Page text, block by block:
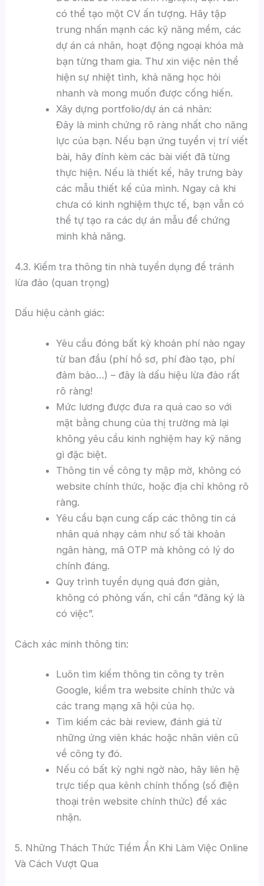
có thể tạo một CV ấn tượng. Hãy tập
trung nhấn mạnh các kỹ năng mềm, các
dự án cá nhân, hoạt động ngoại khóa mà
bạn từng tham gia. Thư xin việc nên thể
hiện sự nhiệt tình, khả năng học hỏi
nhanh và mong muốn được cống hiến.
Xây dựng portfolio/dự án cá nhân:
Đây là minh chứng rõ ràng nhất cho năng
lực của bạn. Nếu bạn ứng tuyển vị trí viết
bài, hãy đính kèm các bài viết đã từng
thực hiện. Nếu là thiết kế, hãy trưng bày
các mẫu thiết kế của mình. Ngay cả khi
chưa có kinh nghiệm thực tế, bạn vẫn có
thể tự tạo ra các dự án mẫu để chứng
minh khả năng.
4.3. Kiểm tra thông tin nhà tuyển dụng để tránh
lừa đảo (quan trọng)
Dấu hiệu cảnh giác:
Yêu cầu đóng bất kỳ khoản phí nào ngay
từ ban đầu (phí hồ sơ, phí đào tạo, phí
đảm bảo…) – đây là dấu hiệu lừa đảo rất
rõ ràng!
Mức lương được đưa ra quá cao so với
mặt bằng chung của thị trường mà lại
không yêu cầu kinh nghiệm hay kỹ năng
gì đặc biệt.
Thông tin về công ty mập mờ, không có
website chính thức, hoặc địa chỉ không rõ
ràng.
Yêu cầu bạn cung cấp các thông tin cá
nhân quá nhạy cảm như số tài khoản
ngân hàng, mã OTP mà không có lý do
chính đáng.
Quy trình tuyển dụng quá đơn giản,
không có phỏng vấn, chỉ cần “đăng ký là
có việc”.
Cách xác minh thông tin:
Luôn tìm kiếm thông tin công ty trên
Google, kiểm tra website chính thức và
các trang mạng xã hội của họ.
Tìm kiếm các bài review, đánh giá từ
những ứng viên khác hoặc nhân viên cũ
về công ty đó.
Nếu có bất kỳ nghi ngờ nào, hãy liên hệ
trực tiếp qua kênh chính thống (số điện
thoại trên website chính thức) để xác
nhận.
5. Những Thách Thức Tiềm Ẩn Khi Làm Việc Online
Và Cách Vượt Qua